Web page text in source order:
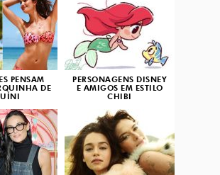
PENSAM
DE
PERSONAGENS DISNEY
E AMIGOS EM ESTILO
CHIBI
3